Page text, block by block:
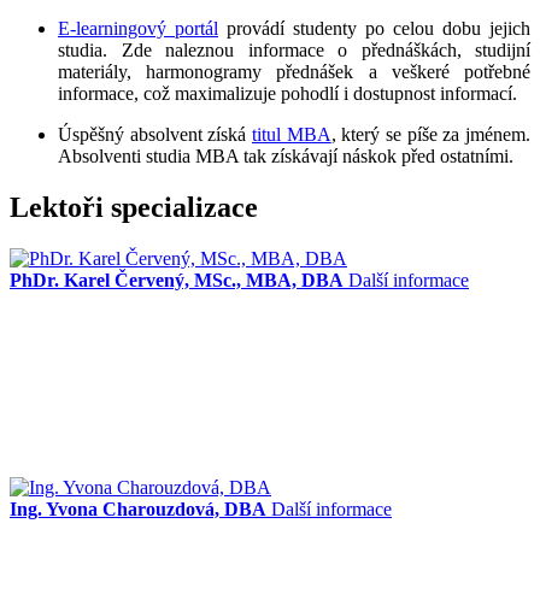
E-learningový portál provádí studenty po celou dobu jejich
studia. Zde naleznou informace o přednáškách, studijní
materiály, harmonogramy přednášek a veškeré potřebné
informace, což maximalizuje pohodlí i dostupnost informací.
Úspěšný absolvent získá titul MBA, který se píše za jménem.
Absolventi studia MBA tak získávají náskok před ostatními.
Lektoři specializace
PhDr. Karel Červený, MSc., MBA, DBA Další informace
Ing. Yvona Charouzdová, DBA Další informace